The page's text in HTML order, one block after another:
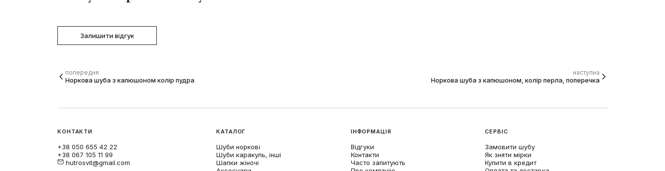
Залишити відгук
попередня
Норкова шуба з капюшоном колір пудра
наступна
Норкова шуба з капюшоном, колір перла, поперечка
КОНТАКТИ
+38 050 655 42 22
+38 067 105 11 99
hutrosvit@gmail.com
КАТАЛОГ
Шуби норкові
Шуби каракуль, інші
Шапки жіночі
ІНФОРМАЦІЯ
Відгуки
Контакти
Часто запитують
СЕРВІС
Замовити шубу
Як зняти мірки
Купити в кредит